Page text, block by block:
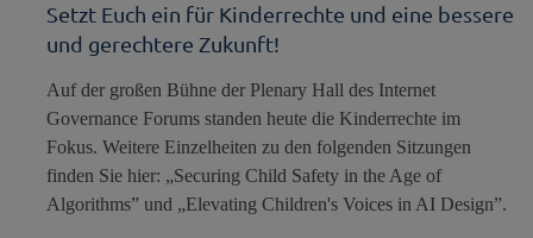
Setzt Euch ein für Kinderrechte und eine bessere
und gerechtere Zukunft!
Auf der großen Bühne der Plenary Hall des Internet
Governance Forums standen heute die Kinderrechte im
Fokus. Weitere Einzelheiten zu den folgenden Sitzungen
finden Sie hier: „Securing Child Safety in the Age of
Algorithms” und „Elevating Children's Voices in AI Design”.